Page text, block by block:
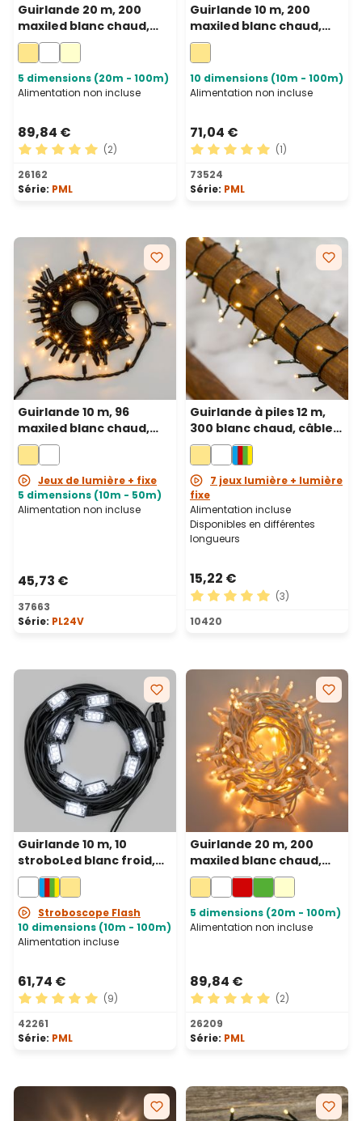
Guirlande 20 m, 200
maxiled blanc chaud,
câble vert,
prolongeable, IP67
5 dimensions (20m - 100m)
Alimentation non incluse
89,84 €
Note moyenne de 5 sur 5 étoiles
(2)
26162
Série: PML
Guirlande 10 m, 200
maxiled blanc chaud,
câble vert,
prolongeable, IP67
10 dimensions (10m - 100m)
Alimentation non incluse
71,04 €
Note moyenne de 5 sur 5
(1)
73524
Série: PML
Guirlande 10 m, 96
maxiled blanc chaud,
câble noir, prolongeable
Jeux de lumière + fixe
5 dimensions (10m - 50m)
Alimentation non incluse
45,73 €
37663
Série: PL24V
Guirlande à piles 12 m,
300 blanc chaud, câble
vert
7 jeux lumière + lumière
fixe
Alimentation incluse
Disponibles en différentes
longueurs
15,22 €
Note moyenne de 5 sur 5
(3)
10420
Guirlande 10 m, 10
stroboLed blanc froid,
câble noir, prolongeable
Stroboscope Flash
10 dimensions (10m - 100m)
Alimentation incluse
61,74 €
Note moyenne de 5 sur 5 étoiles
(9)
42261
Série: PML
Guirlande 20 m, 200
maxiled blanc chaud,
câble blanc,
prolongeable, IP67
5 dimensions (20m - 100m)
Alimentation non incluse
89,84 €
Note moyenne de 5 sur 5
(2)
26209
Série: PML